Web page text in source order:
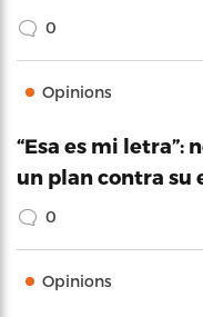
0
Opinions
“Esa es mi letra”:
un plan contra su
0
Opinions